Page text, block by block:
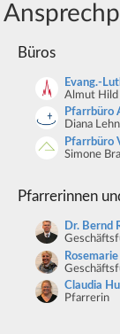
Büros
Evang.-
Almut Hild
Pfarrbüro
Diana
Pfarrbüro
Simone
Pfarrerinnen
Dr. Bernd
Claudia
Pfarrerin